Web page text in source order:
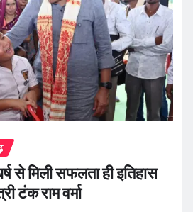
से मिली सफलता ही इतिहास
टंक राम वर्मा